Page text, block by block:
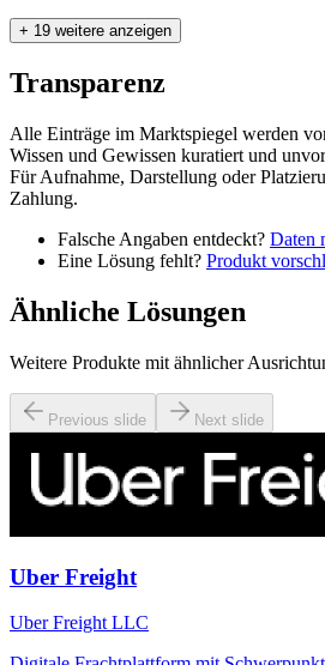
+ 19 weitere anzeigen
Transparenz
Alle Einträge im Marktspiegel werden
Wissen und Gewissen kuratiert und
Für Aufnahme, Darstellung oder
Zahlung.
Falsche Angaben entdeckt? Daten
Eine Lösung fehlt? Produkt
Ähnliche Lösungen
Weitere Produkte mit ähnlicher
Previous slide Next slide
Uber Freight
Uber Freight LLC